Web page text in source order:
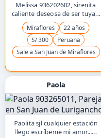
Melissa 936202602, sirenita
caliente deseosa de ser tuya...
Miraflores
22 años
S/ 300
Peruana
Sale a San Juan de Miraflores
Paola
Paolita sjl cualquier estación
llego escríbeme mi amor......